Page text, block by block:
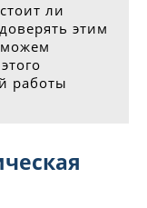
ли
этим
работы